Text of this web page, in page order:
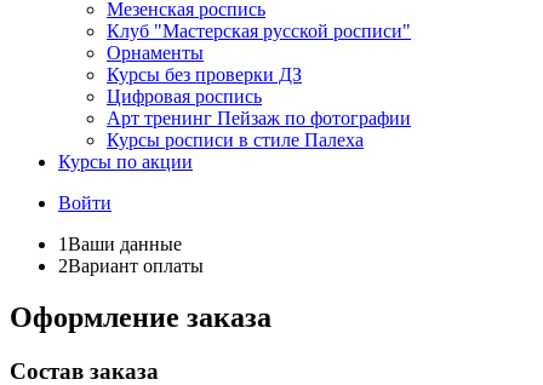
Мезенская роспись
Клуб "Мастерская русской росписи"
Орнаменты
Курсы без проверки ДЗ
Цифровая роспись
Арт тренинг Пейзаж по фотографии
Курсы росписи в стиле Палеха
Курсы по акции
Войти
1Ваши данные
2Вариант оплаты
Оформление заказа
Состав заказа